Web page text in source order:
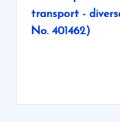
transport -
No. 401462)